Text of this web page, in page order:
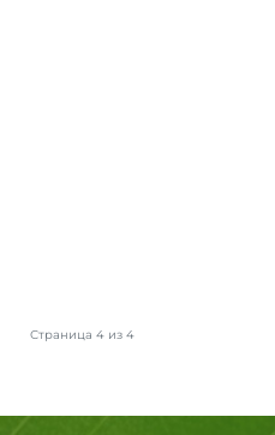
Страница 4 из 4